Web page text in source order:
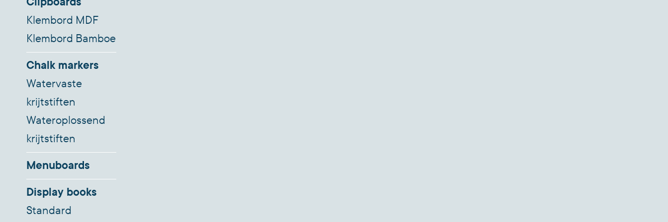
Klembord MDF
Klembord Bamboe
Chalk markers
Watervaste
krijtstiften
Wateroplossend
krijtstiften
Menuboards
Display books
Standard